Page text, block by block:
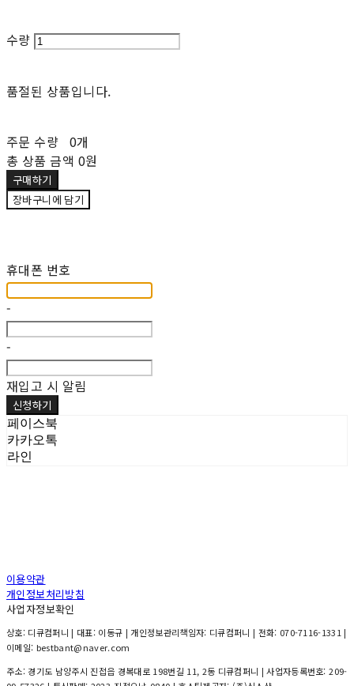
수량
품절된 상품입니다.
주문 수량 0개
총 상품 금액 0원
구매하기
장바구니에 담기
휴대폰 번호
-
-
재입고 시 알림
신청하기
페이스북
카카오톡
라인
이용약관
개인정보처리방침
사업자정보확인
상호: 디큐컴퍼니 | 대표: 이동규 | 개인정보관리책임자: 디큐컴퍼니 | 전화: 070-7116-1331 |
이메일: bestbant@naver.com
주소: 경기도 남양주시 진접읍 경복대로 198번길 11, 2동 디큐컴퍼니 | 사업자등록번호:209-